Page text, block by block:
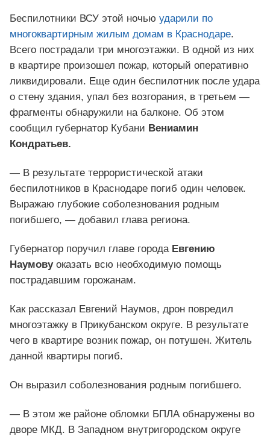
Беспилотники ВСУ этой ночью ударили по
многоквартирным жилым домам в Краснодаре.
Всего пострадали три многоэтажки. В одной из них
в квартире произошел пожар, который оперативно
ликвидировали. Еще один беспилотник после удара
о стену здания, упал без возгорания, в третьем —
фрагменты обнаружили на балконе. Об этом
сообщил губернатор Кубани Вениамин
Кондратьев.
— В результате террористической атаки
беспилотников в Краснодаре погиб один человек.
Выражаю глубокие соболезнования родным
погибшего, — добавил глава региона.
Губернатор поручил главе города Евгению
Наумовуоказать всю необходимую помощь
пострадавшим горожанам.
Как рассказал Евгений Наумов, дрон повредил
многоэтажку в Прикубанском округе. В результате
чего в квартире возник пожар, он потушен. Житель
данной квартиры погиб.
Он выразил соболезнования родным погибшего.
— В этом же районе обломки БПЛА обнаружены во
дворе МКД. В Западном внутригородском округе